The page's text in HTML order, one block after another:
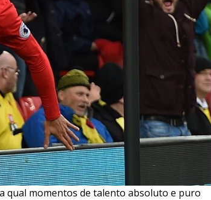
qual momentos de talento absoluto e puro